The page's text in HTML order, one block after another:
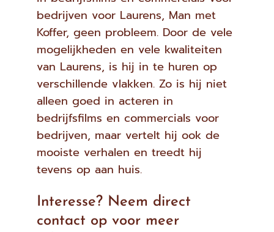
bedrijven voor Laurens, Man met
Koffer, geen probleem. Door de vele
mogelijkheden en vele kwaliteiten
van Laurens, is hij in te huren op
verschillende vlakken. Zo is hij niet
alleen goed in acteren in
bedrijfsfilms en commercials voor
bedrijven, maar vertelt hij ook de
mooiste verhalen en treedt hij
tevens op aan huis.
Interesse? Neem direct
contact op voor meer